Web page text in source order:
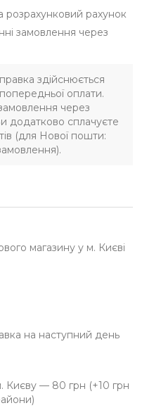
розрахунковий рахунок
замовлення через
здійснюється
оплати.
через
додатково сплачуєте
(для Нової пошти:
магазину у м. Києві
на наступний день
Києву — 80 грн (+10 грн